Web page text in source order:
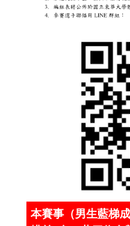
本賽事（男生藍梯